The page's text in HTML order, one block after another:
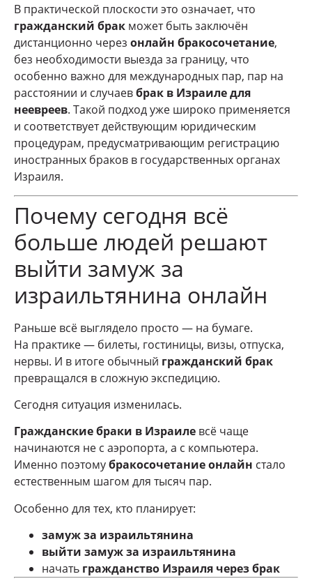
В практической плоскости это означает, что
гражданский брак может быть заключён
дистанционно через онлайн бракосочетание,
без необходимости выезда за границу, что
особенно важно для международных пар, пар на
расстоянии и случаевбрак в Израиле для
неевреев. Такой подход уже широко применяется
и соответствует действующим юридическим
процедурам, предусматривающим регистрацию
иностранных браков в государственных органах
Израиля.
Почему сегодня всё
больше людей решают
выйти замуж за
израильтянина онлайн
Раньше всё выглядело просто — на бумаге.
На практике — билеты, гостиницы, визы, отпуска,
нервы. И в итоге обычный гражданский брак
превращался в сложную экспедицию.
Сегодня ситуация изменилась.
Гражданские браки в Израиле всё чаще
начинаются не с аэропорта, а с компьютера.
Именно поэтомубракосочетание онлайн стало
естественным шагом для тысяч пар.
Особенно для тех, кто планирует:
замуж за израильтянина
выйти замуж за израильтянина
начать гражданство Израиля через брак